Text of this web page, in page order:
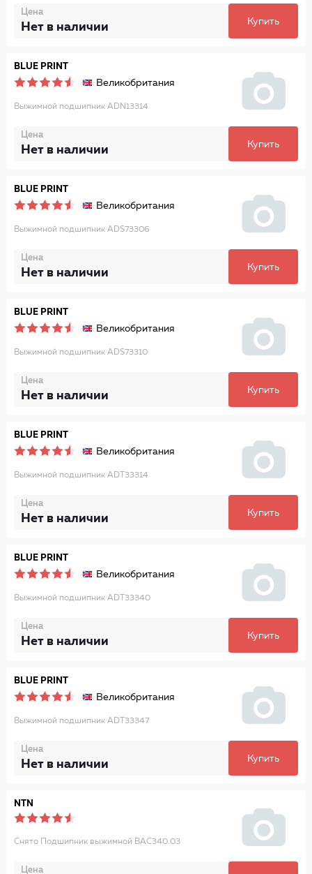
Цена
Нет в наличии Купить
BLUE PRINT
Великобритания
Выжимной подшипник ADN13314
Цена
Нет в наличии Купить
BLUE PRINT
Великобритания
Выжимной подшипник ADS73306
Цена
Нет в наличии Купить
BLUE PRINT
Великобритания
Выжимной подшипник ADS73310
Цена
Нет в наличии Купить
BLUE PRINT
Великобритания
Выжимной подшипник ADT33314
Цена
Нет в наличии Купить
BLUE PRINT
Великобритания
Выжимной подшипник ADT33340
Цена
Нет в наличии Купить
BLUE PRINT
Великобритания
Выжимной подшипник ADT33347
Цена
Нет в наличии Купить
NTN
Снято Подшипник выжимной BAC340.03
Цена